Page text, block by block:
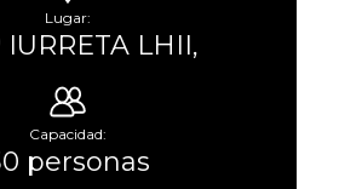
Lugar:
IURRETA LHII,
Capacidad:
personas